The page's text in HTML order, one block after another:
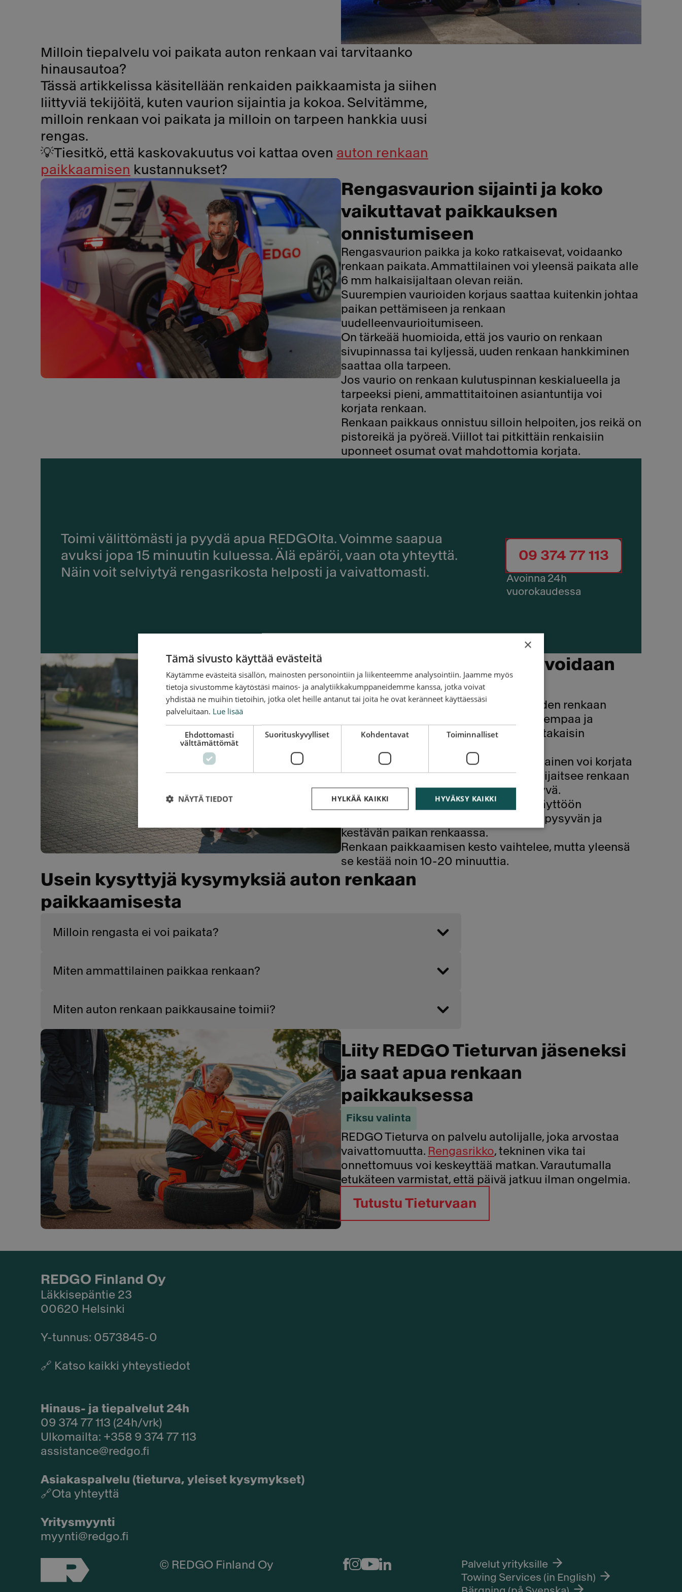
Milloin tiepalvelu voi paikata auton renkaan vai tarvitaanko
hinausautoa?
Tässä artikkelissa käsitellään renkaiden paikkaamista ja siihen
liittyviä tekijöitä, kuten vaurion sijaintia ja kokoa. Selvitämme,
milloin renkaan voi paikata ja milloin on tarpeen hankkia uusi
rengas.
💡Tiesitkö, että kaskovakuutus voi kattaa oven auton renkaan
paikkaamisen kustannukset?
Rengasvaurion sijainti ja koko
vaikuttavat paikkauksen
onnistumiseen
Rengasvaurion paikka ja koko ratkaisevat, voidaanko
renkaan paikata. Ammattilainen voi yleensä paikata alle
6 mm halkaisijaltaan olevan reiän.
Suurempien vaurioiden korjaus saattaa kuitenkin johtaa
paikan pettämiseen ja renkaan
uudelleenvaurioitumiseen.
On tärkeää huomioida, että jos vaurio on renkaan
sivupinnassa tai kyljessä, uuden renkaan hankkiminen
saattaa olla tarpeen.
Jos vaurio on renkaan kulutuspinnan keskialueella ja
tarpeeksi pieni, ammattitaitoinen asiantuntija voi
korjata renkaan.
Renkaan paikkaus onnistuu silloin helpoiten, jos reikä on
pistoreikä ja pyöreä. Viillot tai pitkittäin renkaisiin
uponneet osumat ovat mahdottomia korjata.
Toimi välittömästi ja pyydä apua REDGOlta. Voimme saapua
avuksi jopa 15 minuutin kuluessa. Älä epäröi, vaan ota yhteyttä.
Näin voit selviytyä rengasrikosta helposti ja vaivattomasti.
09 374 77 113
Avoinna 24h
vuorokaudessa
Hyväkuntoinen rengas voidaan
paikata
Puhjennut rengas ei siis aina vaadi uuden renkaan
hankkimista, vaan on usein taloudellisempaa ja
ympäristöystävällisempää korjata se takaisin
Tiepalvelun tai rengasliikken ammattilainen voi korjata
rikkoutuneen renkaan, kunhan vaurio sijaitsee renkaan
kulutuspinnalla ja renkaan kunto on hyvä.
Renkaan paikkaus tehdään ammattikäyttöön
tarkoitetulla menetelmällä, joka takaa pysyvän ja
kestävän paikan renkaassa.
Renkaan paikkaamisen kesto vaihtelee, mutta yleensä
se kestää noin 10-20 minuuttia.
Usein kysyttyjä kysymyksiä auton renkaan
paikkaamisesta
Milloin rengasta ei voi paikata?
Miten ammattilainen paikkaa renkaan?
Miten auton renkaan paikkausaine toimii?
Liity REDGO Tieturvan jäseneksi
ja saat apua renkaan
paikkauksessa
Fiksu valinta
REDGO Tieturva on palvelu autolijalle, joka arvostaa
vaivattomuutta. Rengasrikko, tekninen vika tai
onnettomuus voi keskeyttää matkan. Varautumalla
etukäteen varmistat, että päivä jatkuu ilman ongelmia.
Tutustu Tieturvaan
REDGO Finland Oy
Läkkisepäntie 23
00620 Helsinki
Y-tunnus: 0573845-0​
🔗 Katso kaikki yhteystiedot
Hinaus- ja tiepalvelut 24h
09 374 77 113 (24h/vrk)
Ulkomailta: +358 9 374 77 113
assistance@redgo.fi
Asiakaspalvelu (tieturva, yleiset kysymykset)
🔗Ota yhteyttä
Yritysmyynti
myynti@redgo.fi
© REDGO Finland Oy
Palvelut yrityksille
Towing Services (in English)
×
Tämä sivusto käyttää evästeitä
Käytämme evästeitä sisällön, mainosten personointiin ja liikenteemme analysointiin. Jaamme myös
tietoja sivustomme käytöstäsi mainos- ja analytiikkakumppaneidemme kanssa, jotka voivat
yhdistää ne muihin tietoihin, jotka olet heille antanut tai joita he ovat keränneet käyttäessäsi
palveluitaan. Lue lisää
Ehdottomasti
välttämättömät
Suorituskyvylliset Kohdentavat Toiminnalliset
HYVÄKSY KAIKKI
HYLKÄÄ KAIKKI
NÄYTÄ TIEDOT